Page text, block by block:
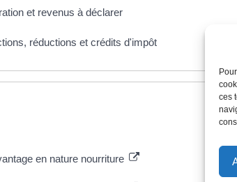
ces
et revenus à déclarer
réductions et crédits d'impôt
en nature nourriture